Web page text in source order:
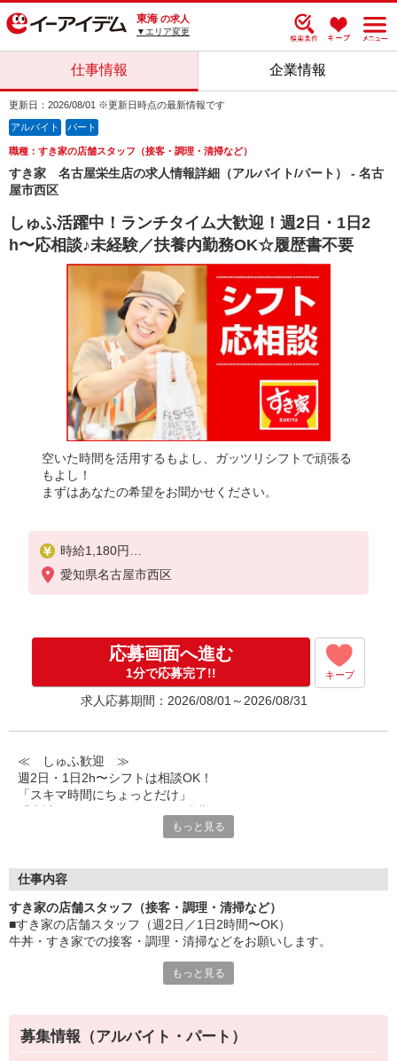
東海 の求人
▼エリア変更
仕事情報 企業情報
更新日：2026/08/01 ※更新日時点の最新情報です
アルバイト パート
職種：すき家の店舗スタッフ（接客・調理・清掃など）
すき家 名古屋栄生店の求人情報詳細（アルバイト/パート） - 名古
屋市西区
しゅふ活躍中！ランチタイム大歓迎！週2日・1日2
h〜応相談♪未経験／扶養内勤務OK☆履歴書不要
空いた時間を活用するもよし、ガッツリシフトで頑張る
もよし！
まずはあなたの希望をお聞かせください。
時給1,180円
※22:00〜翌5:00：時給1,475円
※高校生時給1,140円
愛知県名古屋市西区
応募画面へ進む
1分で応募完了!! キープ
求人応募期間：2026/08/01～2026/08/31
≪ しゅふ歓迎 ≫
週2日・1日2h〜シフトは相談OK！
「スキマ時間にちょっとだけ」
など、自分らしく活躍できますよ。
■髪型・髪色自由
■給与前払い可
急な出費も安心♪
■社員登用あり
将来を考えている方は必見です。
与兵衛、オリーブの丘、焼肉いちばんなどを経営しているゼンシ
ョーグループ！
その中のひとつ『すき家』でお仕事しませんか？
もっと見る
仕事内容
すき家の店舗スタッフ（接客・調理・清掃など）
■すき家の店舗スタッフ（週2日／1日2時間〜OK）
牛丼・すき家での接客・調理・清掃などをお願いします。
あなたの笑顔で！
すばやく提供！
もっと見る
募集情報（アルバイト・パート）